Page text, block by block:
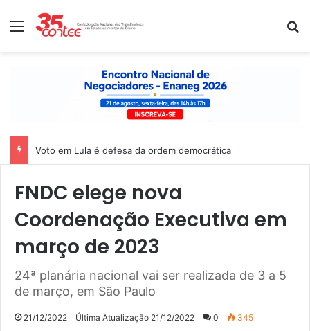
Menu
Voto em Lula é defesa da ordem democrática
FNDC elege nova
Coordenação Executiva em
março de 2023
24ª planária nacional vai ser realizada de 3 a 5
de março, em São Paulo
21/12/2022 Última Atualização 21/12/2022 0 345